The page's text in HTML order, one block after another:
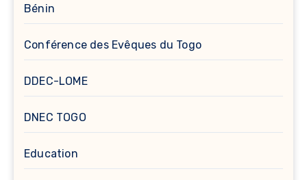
Bénin
Conférence des Evêques du Togo
DDEC-LOME
DNEC TOGO
Education